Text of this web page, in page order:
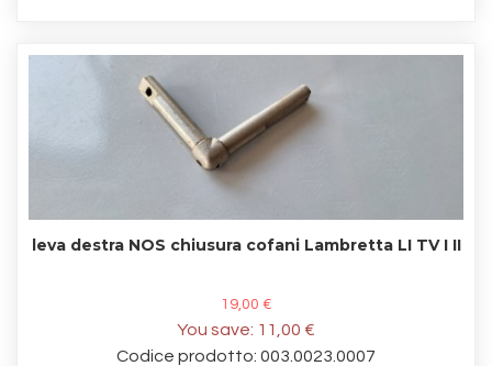
leva destra NOS chiusura cofani Lambretta LI TV I II
19,00 €
You save: 11,00 €
Codice prodotto: 003.0023.0007